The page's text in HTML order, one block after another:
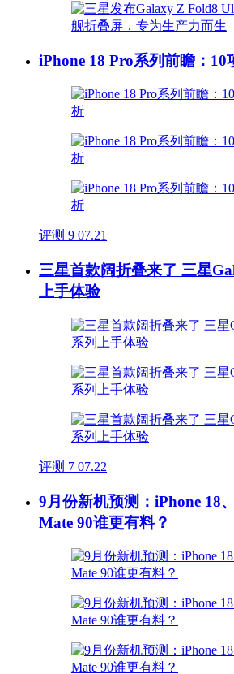
iPhone 18 Pro系列前瞻：10
评测 9 07.21
三星首款阔折叠来了 三星
上手体验
评测 7 07.22
9月份新机预测：iPhone 18
Mate 90谁更有料？